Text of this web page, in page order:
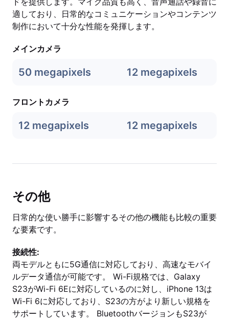
適しており、日常的なコミュニケーションやコンテンツ
制作において十分な性能を発揮します。
メインカメラ
50 megapixels 12 megapixels
フロントカメラ
12 megapixels 12 megapixels
その他
日常的な使い勝手に影響するその他の機能も比較の重要
な要素です。
接続性:
両モデルともに5G通信に対応しており、高速なモバイ
ルデータ通信が可能です。 Wi-Fi規格では、Galaxy
S23がWi-Fi 6Eに対応しているのに対し、iPhone 13は
Wi-Fi 6に対応しており、S23の方がより新しい規格を
サポートしています。 BluetoothバージョンもS23が